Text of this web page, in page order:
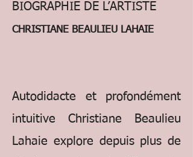
​BIOGRAPHIE DE L’ARTISTE
CHRISTIANE BEAULIEU LAHAIE
Autodidacte et profondément
intuitive Christiane Beaulieu
Lahaie explore depuis plus de